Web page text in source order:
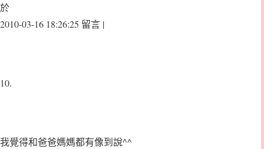
於
2010-03-16 18:26:25 留言 |
10.
我覺得和爸爸媽媽都有像到說^^